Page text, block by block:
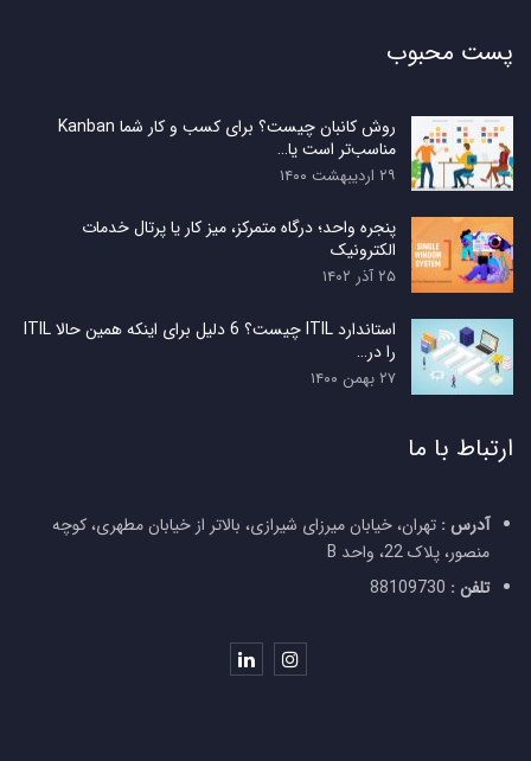
پست محبوب
روش کانبان چیست؟ برای کسب و کار شما Kanban
مناسب‌تر است یا…
۲۹ اردیبهشت ۱۴۰۰
پنجره واحد؛ درگاه متمرکز، میز کار یا پرتال خدمات
الکترونیک
۲۵ آذر ۱۴۰۲
استاندارد ITIL چیست؟ 6 دلیل برای اینکه همین حالا ITIL
را در…
۲۷ بهمن ۱۴۰۰
ارتباط با ما
آدرس : تهران، خیابان میرزای شیرازی، بالاتر از خیابان مطهری، کوچه
منصور، پلاک 22، واحد B
تلفن :